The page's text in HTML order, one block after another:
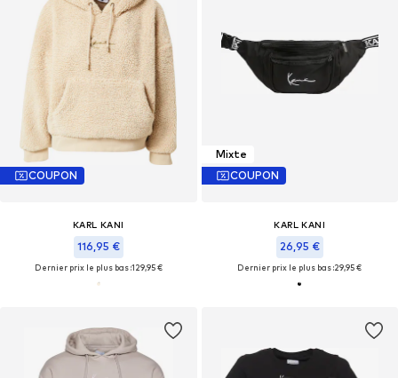
COUPON
KARL KANI
116,95 €
Dernier prix le plus bas :129,95 €
Mixte
COUPON
KARL KANI
26,95 €
Dernier prix le plus bas :29,95 €